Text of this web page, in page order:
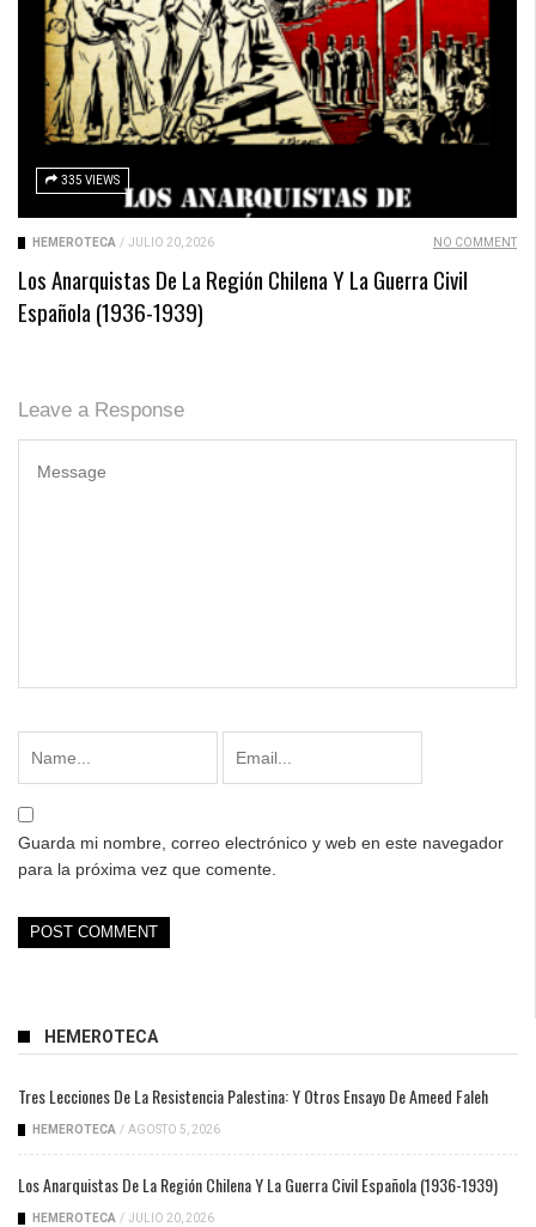
335 VIEWS
HEMEROTECA / JULIO 20, 2026 NO COMMENT
Los Anarquistas De La Región Chilena Y La Guerra Civil
Española (1936-1939)
Leave a Response
Guarda mi nombre, correo electrónico y web en este navegador
para la próxima vez que comente.
HEMEROTECA
Tres Lecciones De La Resistencia Palestina: Y Otros Ensayo De Ameed Faleh
HEMEROTECA / AGOSTO 5, 2026
Los Anarquistas De La Región Chilena Y La Guerra Civil Española (1936-1939)
HEMEROTECA / JULIO 20, 2026